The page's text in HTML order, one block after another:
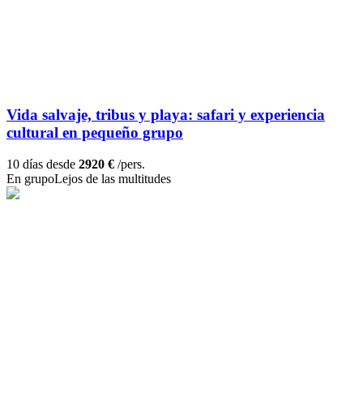
Vida salvaje, tribus y playa: safari y experiencia
cultural en pequeño grupo
10 días desde 2920 € /pers.
En grupoLejos de las multitudes